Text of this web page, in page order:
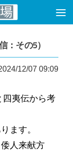
：その5）
12/07 09:09
夷伝から考
ます。
人来献方